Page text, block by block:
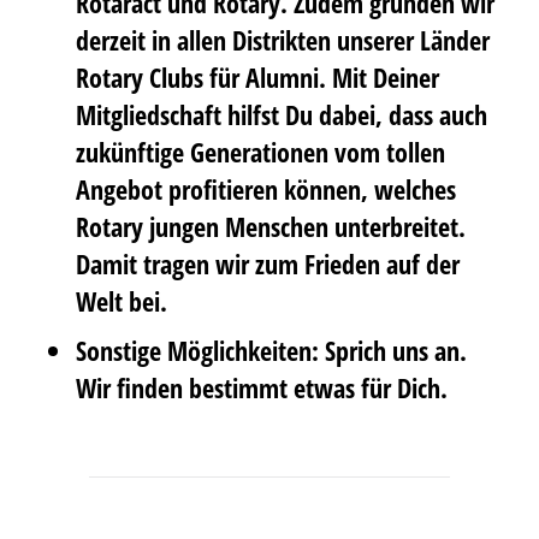
derzeit in allen Distrikten unserer Länder
Rotary Clubs für Alumni. Mit Deiner
Mitgliedschaft hilfst Du dabei, dass auch
zukünftige Generationen vom tollen
Angebot profitieren können, welches
Rotary jungen Menschen unterbreitet.
Damit tragen wir zum Frieden auf der
Welt bei.
Sonstige Möglichkeiten: Sprich uns an.
Wir finden bestimmt etwas für Dich.